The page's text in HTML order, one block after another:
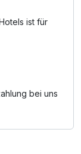
oder ermäßigt.
der
grenzenlos!
ist für
bei uns